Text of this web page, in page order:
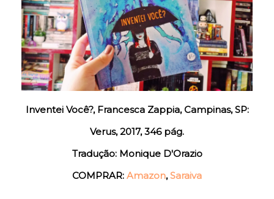
Inventei Você?, Francesca Zappia, Campinas, SP:
Verus, 2017, 346 pág.
Tradução: Monique D'Orazio
COMPRAR: Amazon,Saraiva